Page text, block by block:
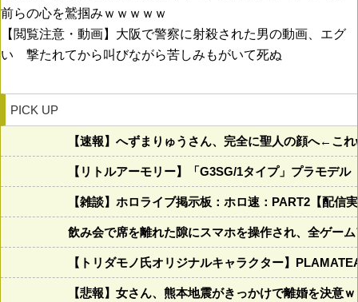
前らの心を鷲掴みｗｗｗｗｗ
【閲覧注意・動画】大阪で警察に射殺された男の動画、エグ
い 撃たれてから叫びながら苦しみもがいて死ぬ
PICK UP
【速報】へずまりゅうさん、完全に聖人の顔へ←こ
【リトルアーモリー】「G3SG/1タイプ」プラモデル
【雑談】ホロライブ掲示板：ホロ速：PART2【配信
飲み会で席を離れた隙にスマホを操作され、全ゲー
【トリダモノ氏オリジナルキャラクター】
【悲報】女さん、熊本地震がきっかけで離婚を決意